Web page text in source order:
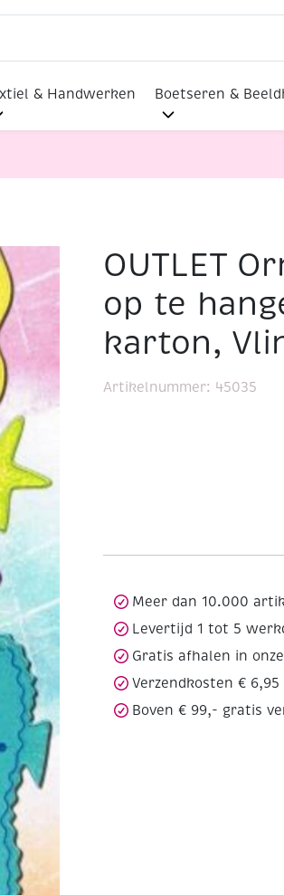
& Handwerken Boetseren &
op te hangen van dik karton, Vlinder
OUTLET
op te
karton,
Artikelnummer: 45035
Meer dan 10.000
Levertijd 1 tot 5
Gratis afhalen in
Verzendkosten € 6,95
Boven € 99,- gratis